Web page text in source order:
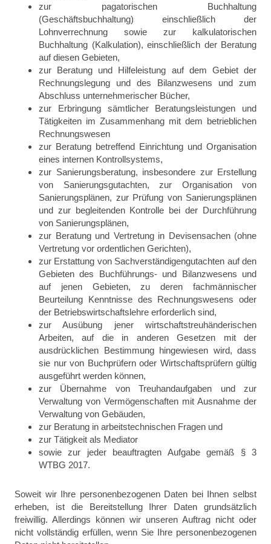
zur pagatorischen Buchhaltung
(Geschäftsbuchhaltung) einschließlich der
Lohnverrechnung sowie zur kalkulatorischen
Buchhaltung (Kalkulation), einschließlich der Beratung
auf diesen Gebieten,
zur Beratung und Hilfeleistung auf dem Gebiet der
Rechnungslegung und des Bilanzwesens und zum
Abschluss unternehmerischer Bücher,
zur Erbringung sämtlicher Beratungsleistungen und
Tätigkeiten im Zusammenhang mit dem betrieblichen
Rechnungswesen
zur Beratung betreffend Einrichtung und Organisation
eines internen Kontrollsystems,
zur Sanierungsberatung, insbesondere zur Erstellung
von Sanierungsgutachten, zur Organisation von
Sanierungsplänen, zur Prüfung von Sanierungsplänen
und zur begleitenden Kontrolle bei der Durchführung
von Sanierungsplänen,
zur Beratung und Vertretung in Devisensachen (ohne
Vertretung vor ordentlichen Gerichten),
zur Erstattung von Sachverständigengutachten auf den
Gebieten des Buchführungs- und Bilanzwesens und
auf jenen Gebieten, zu deren fachmännischer
Beurteilung Kenntnisse des Rechnungswesens oder
der Betriebswirtschaftslehre erforderlich sind,
zur Ausübung jener wirtschaftstreuhänderischen
Arbeiten, auf die in anderen Gesetzen mit der
ausdrücklichen Bestimmung hingewiesen wird, dass
sie nur von Buchprüfern oder Wirtschaftsprüfern gültig
ausgeführt werden können,
zur Übernahme von Treuhandaufgaben und zur
Verwaltung von Vermögenschaften mit Ausnahme der
Verwaltung von Gebäuden,
zur Beratung in arbeitstechnischen Fragen und
zur Tätigkeit als Mediator
sowie zur jeder beauftragten Aufgabe gemäß § 3
WTBG 2017.
Soweit wir Ihre personenbezogenen Daten bei Ihnen selbst
erheben, ist die Bereitstellung Ihrer Daten grundsätzlich
freiwillig. Allerdings können wir unseren Auftrag nicht oder
nicht vollständig erfüllen, wenn Sie Ihre personenbezogenen